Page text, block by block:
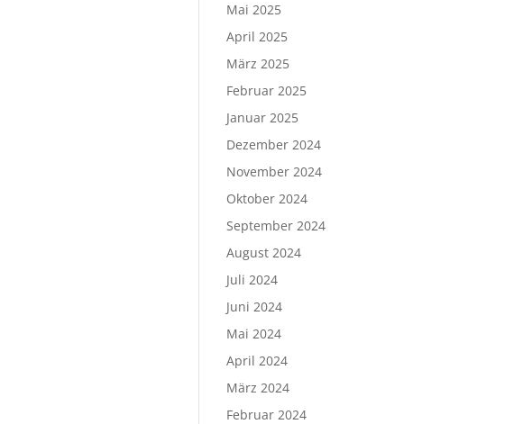
Mai 2025
April 2025
März 2025
Februar 2025
Januar 2025
Dezember 2024
November 2024
Oktober 2024
September 2024
August 2024
Juli 2024
Juni 2024
Mai 2024
April 2024
März 2024
Februar 2024